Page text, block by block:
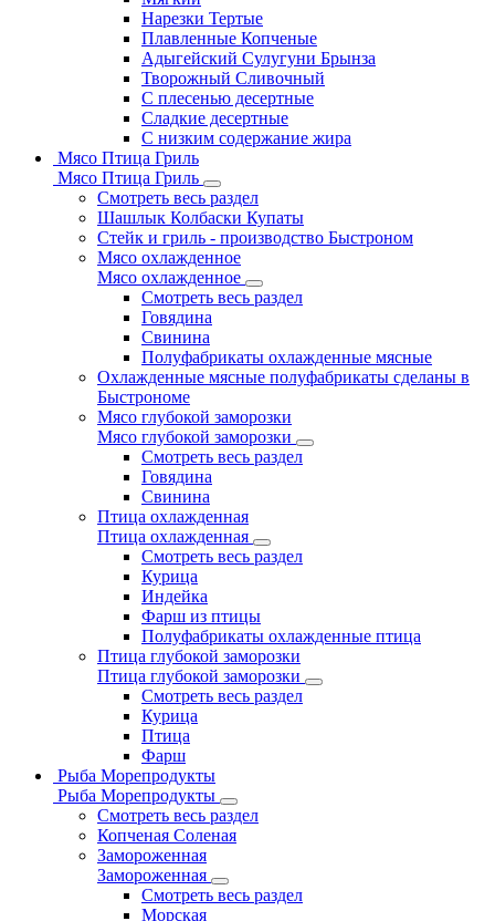
Нарезки Тертые
Плавленные Копченые
Адыгейский Сулугуни Брынза
Творожный Сливочный
С плесенью десертные
Сладкие десертные
С низким содержание жира
Мясо Птица Гриль
Мясо Птица Гриль
Смотреть весь раздел
Шашлык Колбаски Купаты
Стейк и гриль - производство Быстроном
Мясо охлажденное
Мясо охлажденное
Смотреть весь раздел
Говядина
Свинина
Полуфабрикаты охлажденные мясные
Охлажденные мясные полуфабрикаты сделаны в
Быстрономе
Мясо глубокой заморозки
Мясо глубокой заморозки
Смотреть весь раздел
Говядина
Свинина
Птица охлажденная
Птица охлажденная
Смотреть весь раздел
Курица
Индейка
Фарш из птицы
Полуфабрикаты охлажденные птица
Птица глубокой заморозки
Птица глубокой заморозки
Смотреть весь раздел
Курица
Птица
Фарш
Рыба Морепродукты
Рыба Морепродукты
Смотреть весь раздел
Копченая Соленая
Замороженная
Замороженная
Смотреть весь раздел
Морская